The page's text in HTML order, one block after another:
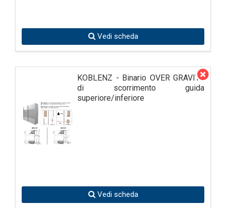
Vedi scheda
KOBLENZ - Binario OVER GRAVITY
di scorrimento guida
superiore/inferiore
Vedi scheda